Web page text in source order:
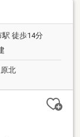
駅 徒歩14分
北